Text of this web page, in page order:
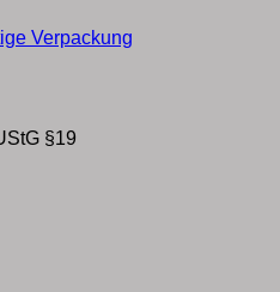
Verpackung
§19